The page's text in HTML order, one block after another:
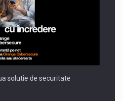
solutie de securitate